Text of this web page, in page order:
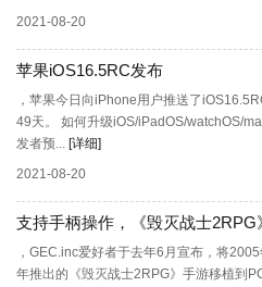
2021-08-20
苹果iOS16.5RC发布
，苹果今日向iPhone用户推送了
49天。 如何升级iOS/iPadOS/watchOS/
发者预... [详细]
2021-08-20
支持手柄操作，《毁灭战士2RPG
，GEC.inc爱好者于去年6月宣布，将
年推出的《毁灭战士2RPG》手游移植到